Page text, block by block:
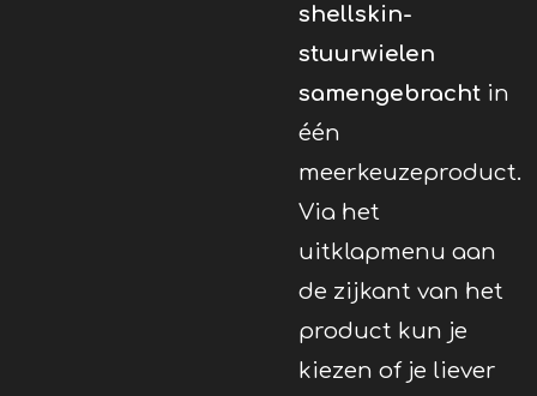
shellskin-
stuurwielen
samengebracht in
één
meerkeuzeproduct.
Via het
uitklapmenu aan
de zijkant van het
product kun je
kiezen of je liever